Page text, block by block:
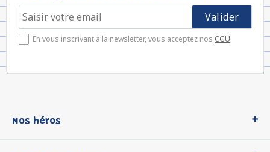
En vous inscrivant à la newsletter, vous acceptez nos CGU.
Nos héros